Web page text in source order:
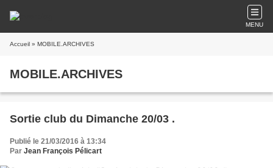
MENU
Accueil » MOBILE.ARCHIVES
MOBILE.ARCHIVES
Sortie club du Dimanche 20/03 .
Publié le 21/03/2016 à 13:34
Par Jean François Pélicart